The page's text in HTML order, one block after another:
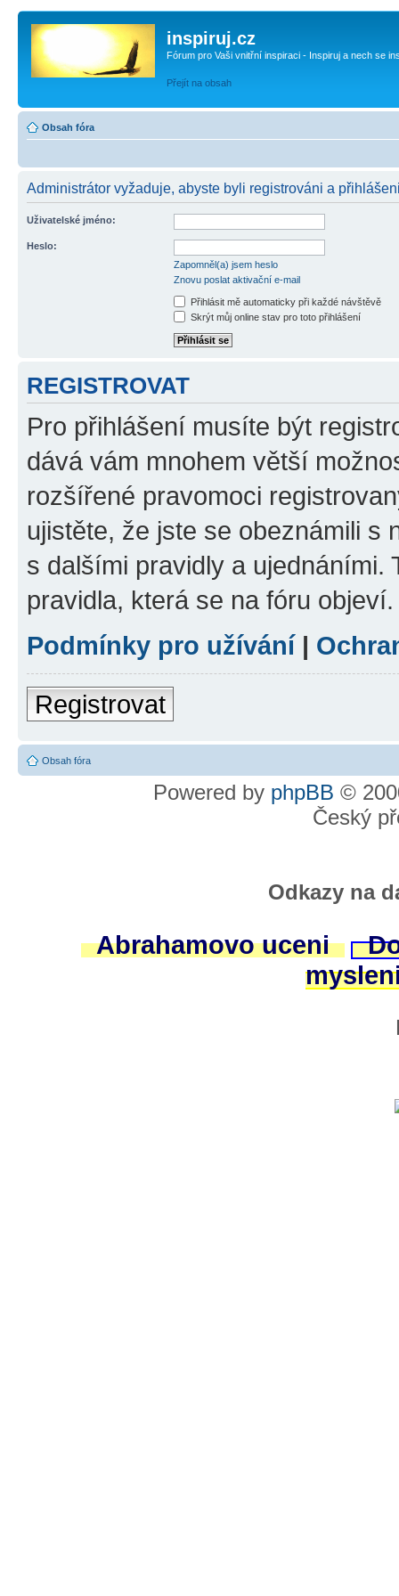
inspiruj.cz
Fórum pro Vaši vnitřní inspiraci - Inspiruj a nech se
Přejít na obsah
Obsah fóra
Administrátor vyžaduje, abyste byli registrováni a
Uživatelské jméno:
Heslo:
Zapomněl(a) jsem heslo
Znovu poslat aktivační e-mail
Přihlásit mě automaticky při každé návštěvě
Skrýt můj online stav pro toto přihlášení
REGISTROVAT
Pro přihlášení musíte být
dává vám mnohem větší
rozšířené pravomoci
ujistěte, že jste se obeznámili s
s dalšími pravidly a ujednáními.
pravidla, která se na fóru objeví.
Podmínky pro užívání|
Registrovat
Obsah fóra
Powered by phpBB ©
Český
Odkazy na
Abrahamovo uceni